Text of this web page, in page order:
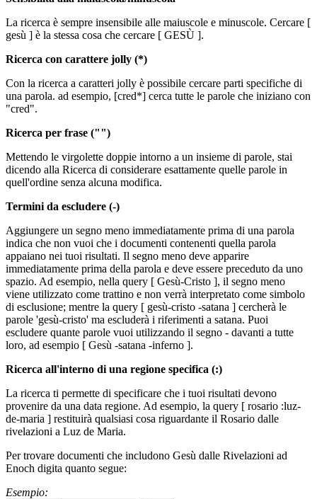
La ricerca è sempre insensibile alle maiuscole e minuscole. Cercare [
gesù ] è la stessa cosa che cercare [ GESÙ ].
Ricerca con carattere jolly (*)
Con la ricerca a caratteri jolly è possibile cercare parti specifiche di
una parola. ad esempio, [cred*] cerca tutte le parole che iniziano con
"cred".
Ricerca per frase ("")
Mettendo le virgolette doppie intorno a un insieme di parole, stai
dicendo alla Ricerca di considerare esattamente quelle parole in
quell'ordine senza alcuna modifica.
Termini da escludere (-)
Aggiungere un segno meno immediatamente prima di una parola
indica che non vuoi che i documenti contenenti quella parola
appaiano nei tuoi risultati. Il segno meno deve apparire
immediatamente prima della parola e deve essere preceduto da uno
spazio. Ad esempio, nella query [ Gesù-Cristo ], il segno meno
viene utilizzato come trattino e non verrà interpretato come simbolo
di esclusione; mentre la query [ gesù-cristo -satana ] cercherà le
parole 'gesù-cristo' ma escluderà i riferimenti a satana. Puoi
escludere quante parole vuoi utilizzando il segno - davanti a tutte
loro, ad esempio [ Gesù -satana -inferno ].
Ricerca all'interno di una regione specifica (:)
La ricerca ti permette di specificare che i tuoi risultati devono
provenire da una data regione. Ad esempio, la query [ rosario :luz-
de-maria ] restituirà qualsiasi cosa riguardante il Rosario dalle
rivelazioni a Luz de Maria.
Per trovare documenti che includono Gesù dalle Rivelazioni ad
Enoch digita quanto segue:
Esempio: